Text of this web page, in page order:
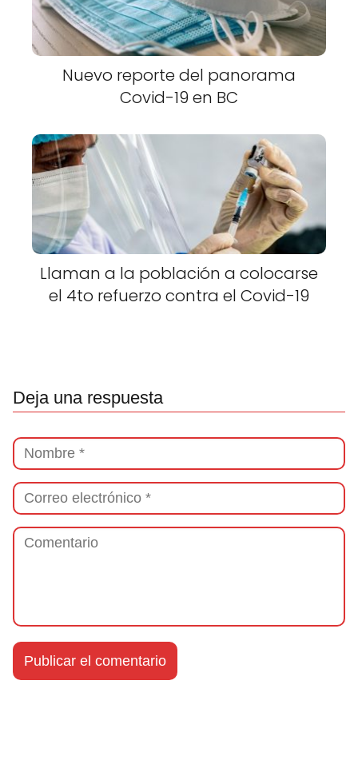
Nuevo reporte del panorama
Covid-19 en BC
Llaman a la población a colocarse
el 4to refuerzo contra el Covid-19
Deja una respuesta